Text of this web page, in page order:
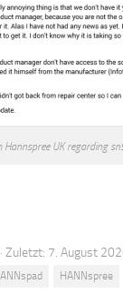
Hannspree UK regarding
Zuletzt: 7. August
HANNspree